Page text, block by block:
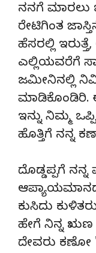
ನನಗೆ ಮಾರಲು
ರೇಟಿಗಿಂತ
ಹೆಸರಲ್ಲಿ
ಎಲ್ಲಿಯವರೆಗೆ
ಜಮೀನಿನಲ್ಲಿ
ಮಾಡಿಕೊಂಡಿರಿ.
ಇನ್ನು ನಿಮ್ಮ
ಹೊತ್ತಿಗೆ ನನ್ನ
ದೊಡ್ಡಪ್ಪಗೆ ನನ್ನ
ಕುಸಿದು
ಹೇಗೆ ನಿನ್ನ ಋಣ
ದೇವರು ಕಣೋ